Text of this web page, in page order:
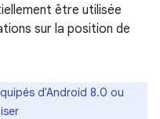
être utilisée
sur la position de
d'Android 8.0 ou